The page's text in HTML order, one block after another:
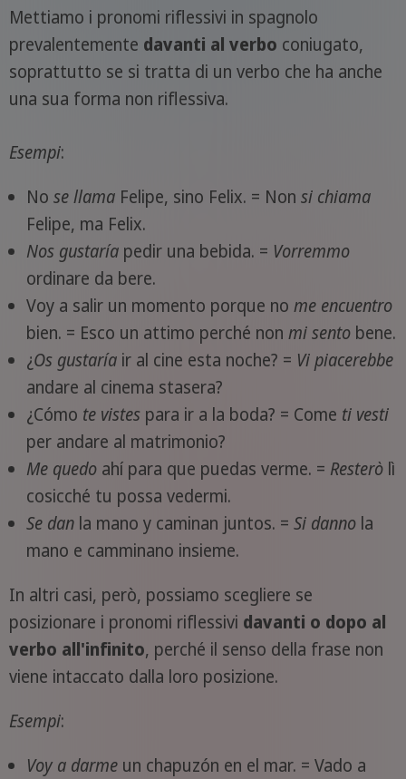
Mettiamo i pronomi riflessivi in spagnolo
prevalentemente davanti al verbo coniugato,
soprattutto se si tratta di un verbo che ha anche
una sua forma non riflessiva.
Esempi:
No se llamaFelipe, sino Felix. = Non si chiama
Felipe, ma Felix.
Nos gustaríapedir una bebida. = Vorremmo
ordinare da bere.
Voy a salir un momento porque no me encuentro
bien. = Esco un attimo perché non mi sentobene.
¿Os gustaríair al cine esta noche? = Vi piacerebbe
andare al cinema stasera?
¿Cómo te vistespara ir a la boda? = Come ti vesti
per andare al matrimonio?
Me quedoahí para que puedas verme. = Resteròlì
cosicché tu possa vedermi.
Se danla mano y caminan juntos. = Si dannola
mano e camminano insieme.
In altri casi, però, possiamo scegliere se
posizionare i pronomi riflessivi davanti o dopo al
verbo all'infinito, perché il senso della frase non
viene intaccato dalla loro posizione.
Esempi:
Voy a darmeun chapuzón en el mar. = Vado a